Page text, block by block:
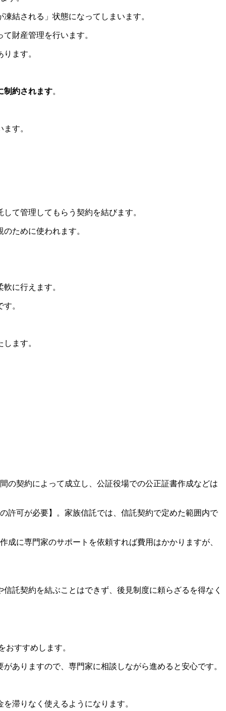
結される」状態になってしまいます。
財産管理を行います。
ます。
制約されます。
す。
て管理してもらう契約を結びます。
ために使われます。
に行えます。
す。
ます。
の契約によって成立し、公証役場での公正証書作成などは
許可が必要】。家族信託では、信託契約で定めた範囲内で
成に専門家のサポートを依頼すれば費用はかかりますが、
託契約を結ぶことはできず、後見制度に頼らざるを得なく
すすめします。
ありますので、専門家に相談しながら進めると安心です。
滞りなく使えるようになります。